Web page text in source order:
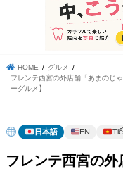
HOME
グルメ
フレンテ西宮の外店舗「あまのじ
ーグルメ】
日本語 EN
フレンテ西宮の